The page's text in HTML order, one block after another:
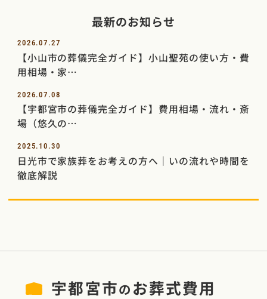
最新のお知らせ
2026.07.27
【小山市の葬儀完全ガイド】小山聖苑の使い方・費
用相場・家…
2026.07.08
【宇都宮市の葬儀完全ガイド】費用相場・流れ・斎
場（悠久の…
2025.10.30
日光市で家族葬をお考えの方へ｜いの流れや時間を
徹底解説
宇都宮市の お葬式費用